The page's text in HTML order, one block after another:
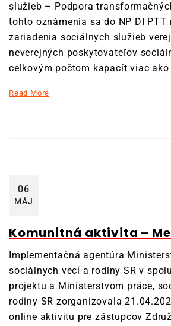
služieb – Podpora
tohto oznámenia sa do NP DI
zariadenia sociálnych služieb
neverejných poskytovateľov
celkovým počtom kapacít viac
Read More
06
MÁJ
Komunitná aktivita –
Implementačná agentúra
sociálnych vecí a rodiny SR v
projektu a Ministerstvom práce,
rodiny SR zorganizovala
online aktivitu pre zástupcov